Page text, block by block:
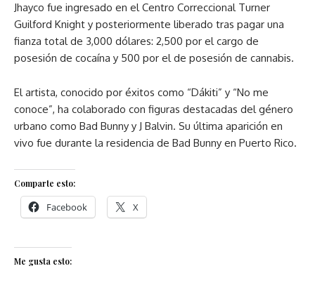
Jhayco fue ingresado en el Centro Correccional Turner
Guilford Knight y posteriormente liberado tras pagar una
fianza total de 3,000 dólares: 2,500 por el cargo de
posesión de cocaína y 500 por el de posesión de cannabis.
El artista, conocido por éxitos como “Dákiti” y “No me
conoce”, ha colaborado con figuras destacadas del género
urbano como Bad Bunny y J Balvin. Su última aparición en
vivo fue durante la residencia de Bad Bunny en Puerto Rico.
Comparte esto:
Facebook X
Me gusta esto: